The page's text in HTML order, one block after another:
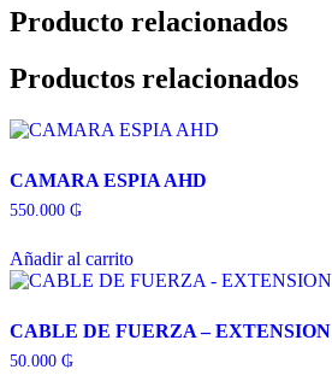
Producto relacionados
Productos relacionados
CAMARA ESPIA AHD
550.000 ₲
Añadir al carrito
CABLE DE FUERZA – EXTENSION
50.000 ₲